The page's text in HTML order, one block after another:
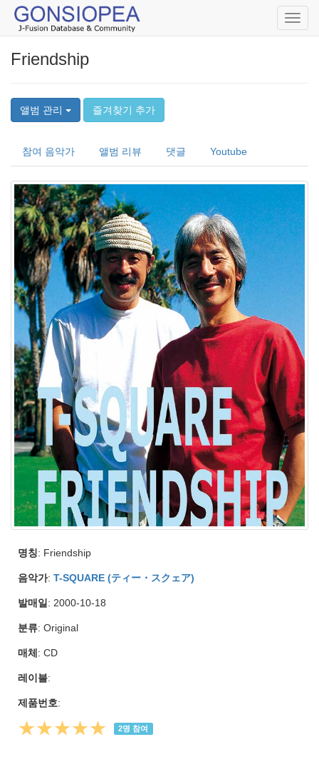
Friendship
앨범 관리 즐겨찾기 추가
참여 음악가 앨범 리뷰 댓글 Youtube
명칭: Friendship
음악가: T-SQUARE (ティー・スクェア)
발매일 : 2000-10-18
분류: Original
매체 : CD
레이블:
제품번호:
★★★★★ 2명 참여